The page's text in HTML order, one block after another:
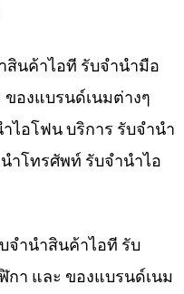
สินค้าไอที รับจำนำมือ
องแบรนด์เนมต่างๆ
ไอโฟน บริการ รับจำนำ
ำโทรศัพท์ รับจำนำไอ
จำนำสินค้าไอที รับ
า และ ของแบรนด์เนม